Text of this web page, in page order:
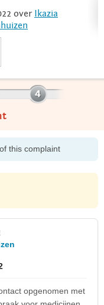
over Ikazia
this complaint
opgenomen met